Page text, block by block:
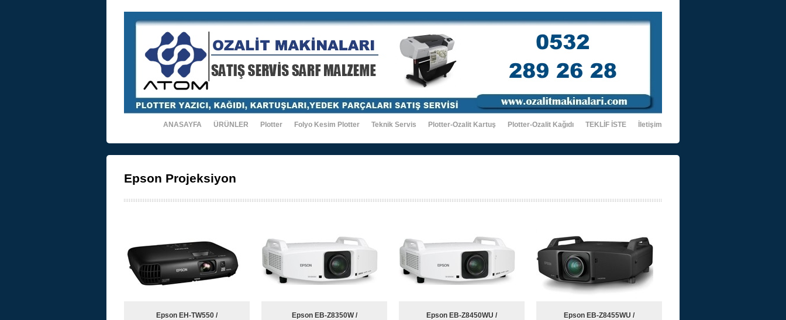
ANASAYFA ÜRÜNLER Plotter Folyo Kesim Plotter Teknik Servis Plotter-Ozalit Kartuş Plotter-Ozalit Kağıdı TEKLİF İSTE İletişim
Epson Projeksiyon
Epson EH-TW550 /
Epson EB-Z8350W /
Epson EB-Z8450WU /
Epson EB-Z8455WU /